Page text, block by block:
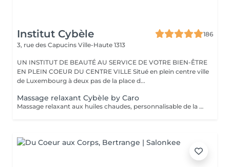
Institut Cybèle
186
3, rue des Capucins Ville-Haute 1313
UN INSTITUT DE BEAUTÉ AU SERVICE DE VOTRE BIEN-ÊTRE
EN PLEIN COEUR DU CENTRE VILLE Situé en plein centre ville
de Luxembourg à deux pas de la place d...
Massage relaxant Cybèle by Caro
Massage relaxant aux huiles chaudes, personnalisable de la tête aux pieds.